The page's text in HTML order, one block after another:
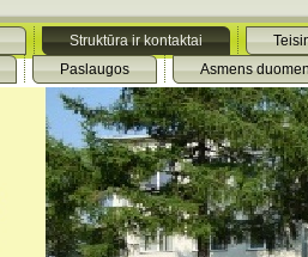
Struktūra ir kontaktai
Paslaugos Asmens